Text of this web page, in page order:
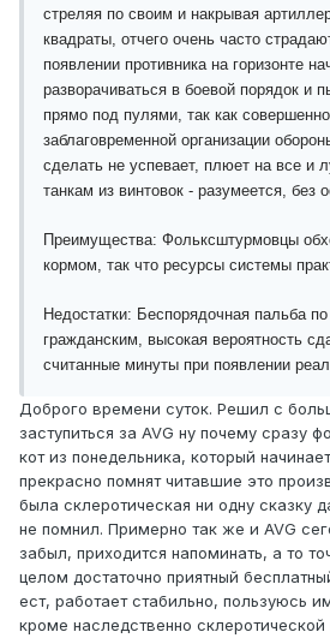
стреляя по своим и накрывая
квадраты, отчего очень часто
появлении противника на горизонте
разворачиваться в боевой порядок и
прямо под пулями, так как
заблаговременной организации
сделать не успевает, плюет на все и
танкам из винтовок - разумеется, без
Преимущества: Фольксштурмовцы
кормом, так что ресурсы системы
Недостатки: Беспорядочная пальба
гражданским, высокая вероятность
считанные минуты при появлении
Доброго времени суток. Решил с
заступиться за AVG ну почему сразу
кот из понедельника, который
прекрасно помнят читавшие это
была склеротическая ни одну сказку
не помнил. Примерно так же и AVG
забыл, приходится напоминать, а то
целом достаточно приятный
ест, работает стабильно, пользуюсь
кроме наследственно склеротической